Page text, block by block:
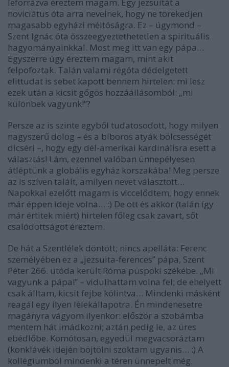
noviciátus óta arra nevelnek, hogy ne törekedjen
magasabb egyházi méltóságra. Ez – úgymond –
Szent Ignác óta összeegyeztethetetlen a spirituális
hagyományainkkal. Most meg itt van egy pápa…
Egyszerre úgy éreztem magam, mint akit
felpofoztak. Talán valami régóta dédelgetett
elittudat is sebet kapott bennem hirtelen: mi lesz
ezek után a kicsit gőgös hozzáállásomból: „mi
különbek vagyunk!”?
Persze az is szinte egyből tudatosodott, hogy milyen
nagyszerű dolog – és a bíboros atyák bölcsességét
dicséri –, hogy egy dél-amerikai kardinálisra esett a
választás! Lám, ezennel valóban ünnepélyesen
átléptünk a globális egyház korszakába! Meg persze
az is szíven talált, amilyen nevet választott…
Napokkal ezelőtt magam is viccelődtem, hogy ennek
már éppen ideje volna… :) De ott és akkor (talán így
már értitek miért) hirtelen főleg csak zavart, sőt
csalódottságot éreztem.
De hát a Szentlélek döntött; nincs apelláta: Ferenc
személyében ez a „jezsuita-ferences” pápa, Szent
Péter 266. utóda került Róma püspöki székébe. „Mi
vagyunk a pápa!” – vidulhattam volna fel; de ehelyett
csak álltam, kicsit fejbe kólintva… Mindenki másként
reagál egy ilyen lélekállapotra. Én mindenesetre
magányra vágyom ilyenkor: először a szobámba
mentem hát imádkozni; aztán pedig le, az üres
ebédlőbe. Komótosan, egyedül megvacsoráztam
(konklávék idején böjtölni szoktam ugyanis… :) A
kollégiumból mindenki a téren ünnepelt még.